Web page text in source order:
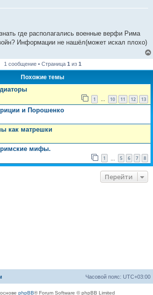
где располагались военные верфи Рима
Информации не нашёл(может искал плохо)
1 сообщение • Страница 1 из 1
Похожие темы
1 … 10 11 12 13
и Порошенко
как матрешки
римские мифы.
1 5 6 7 8
Перейти
Часовой пояс: UTC+03:00
phpBB® Forum Software © phpBB Limited